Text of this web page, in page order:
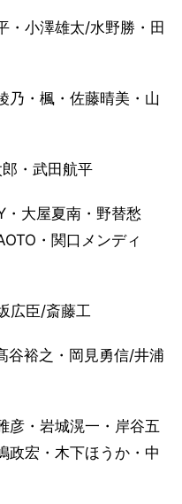
・小澤雄太/水野勝・田
乃・楓・佐藤晴美・山
郎・武田航平
・大屋夏南・野替愁
・関口メンディ
広臣/斎藤工
谷裕之・岡見勇信/井浦
彦・岩城滉一・岸谷五
政宏・木下ほうか・中